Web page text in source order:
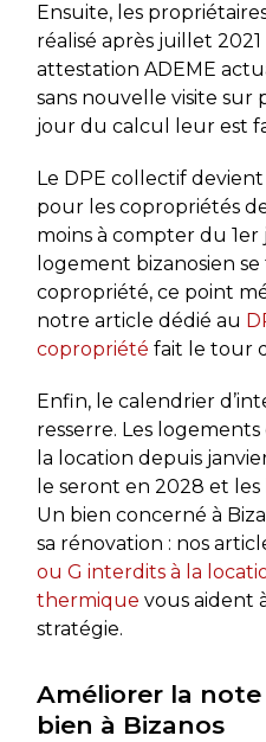
Ensuite, les
réalisé après juillet
attestation ADEME
sans nouvelle visite sur
jour du calcul leur est
Le DPE collectif
pour les copropriétés
moins à compter du 1er
logement bizanosien
copropriété, ce point
notre article dédié au
copropriété fait le tour
Enfin, le calendrier
resserre. Les
la location depuis
le seront en 2028 et
Un bien concerné à
sa rénovation : nos
ou G interdits à la
thermique vous aident
stratégie.
Améliorer la
bien à Bizanos